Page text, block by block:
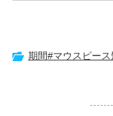
期間#マウスピース